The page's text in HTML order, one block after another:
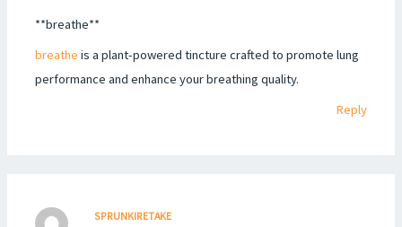
**breathe**
breathe is a plant-powered tincture crafted to promote lung
performance and enhance your breathing quality.
Reply
SPRUNKIRETAKE